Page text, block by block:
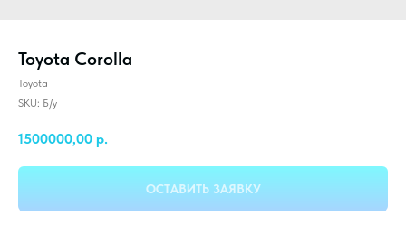
Toyota Corolla
Toyota
SKU: Б/у
1500000,00 р.
ОСТАВИТЬ ЗАЯВКУ